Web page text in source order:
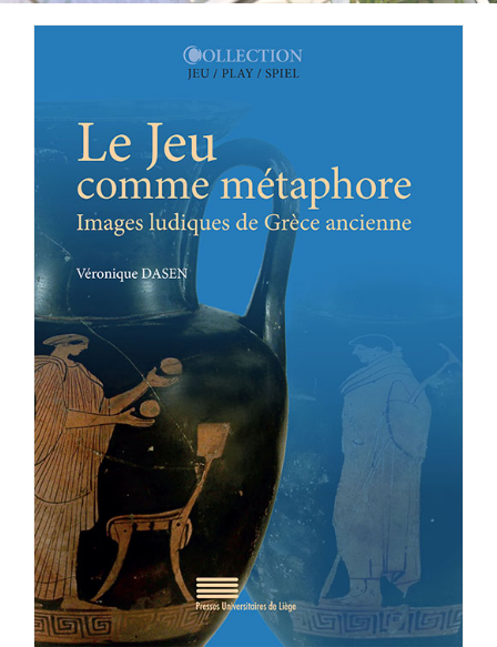
Publications
Achat en ligne
Panier WooCommerce